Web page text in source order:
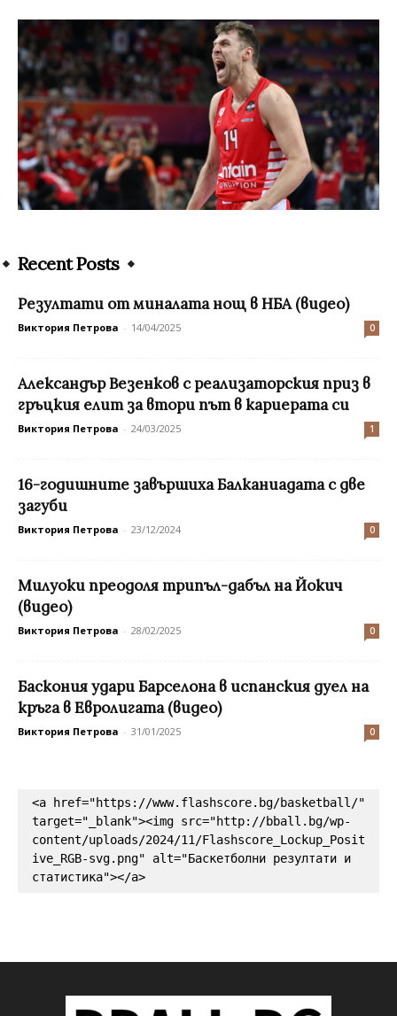
Recent Posts
Резултати от миналата нощ в НБА (видео)
Виктория Петрова - 14/04/2025 0
Александър Везенков с реализаторския приз в
гръцкия елит за втори път в кариерата си
Виктория Петрова - 24/03/2025 1
16-годишните завършиха Балканиадата с две
загуби
Виктория Петрова - 23/12/2024 0
Милуоки преодоля трипъл-дабъл на Йокич
(видео)
Виктория Петрова - 28/02/2025 0
Баскония удари Барселона в испанския дуел на
кръга в Евролигата (видео)
Виктория Петрова - 31/01/2025 0
<a href="https://www.flashscore.bg/basketball/"
target="_blank"><img src="http://bball.bg/wp-
content/uploads/2024/11/Flashscore_Lockup_Posit
ive_RGB-svg.png" alt="Баскетболни резултати и
статистика"></a>